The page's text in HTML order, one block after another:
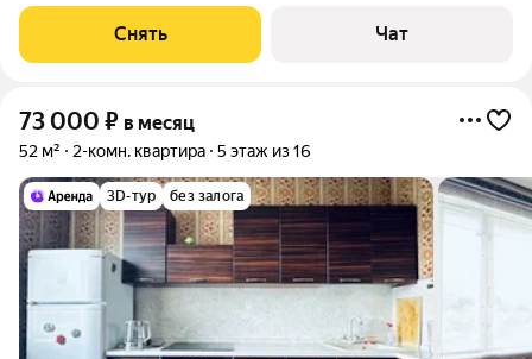
развитый район. Есть места для сна, работы, обеденная зона и
сан.узел. Вокруг дома
Снять Чат
73 000 ₽ в месяц
52 м² 2-комн. квартира 5 этаж из 16
3D-тур без залога